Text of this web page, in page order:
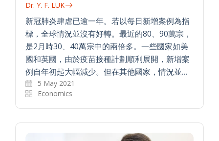
Dr. Y. F. LUK
新冠肺炎肆虐已逾一年。若以每日新增案例為指
標，全球情況並沒有好轉。最近的80、90萬宗，
是2月時30、40萬宗中的兩倍多。一些國家如美
國和英國，由於疫苗接種計劃順利展開，新增案
例自年初起大幅減少。但在其他國家，情況並…
5 May 2021
Economics